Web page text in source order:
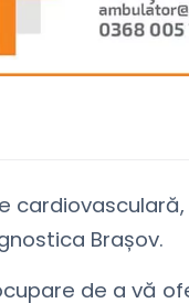
Brașov.
de a vă